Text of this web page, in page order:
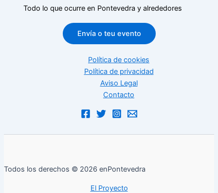
Todo lo que ocurre en Pontevedra y alrededores
Envía o teu evento
Política de cookies
Política de privacidad
Aviso Legal
Contacto
Todos los derechos © 2026 enPontevedra
El Proyecto